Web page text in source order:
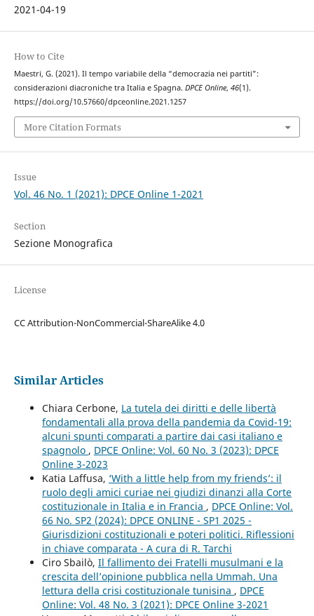
2021-04-19
How to Cite
Maestri, G. (2021). Il tempo variabile della “democrazia nei partiti”:
considerazioni diacroniche tra Italia e Spagna. DPCE Online, 46(1).
https://doi.org/10.57660/dpceonline.2021.1257
More Citation Formats
Issue
Vol. 46 No. 1 (2021): DPCE Online 1-2021
Section
Sezione Monografica
License
CC Attribution-NonCommercial-ShareAlike 4.0
Similar Articles
Chiara Cerbone, La tutela dei diritti e delle libertà
fondamentali alla prova della pandemia da Covid-19:
alcuni spunti comparati a partire dai casi italiano e
spagnolo , DPCE Online: Vol. 60 No. 3 (2023): DPCE
Online 3-2023
Katia Laffusa, ‘With a little help from my friends’: il
ruolo degli amici curiae nei giudizi dinanzi alla Corte
costituzionale in Italia e in Francia , DPCE Online: Vol.
66 No. SP2 (2024): DPCE ONLINE - SP1 2025 -
Giurisdizioni costituzionali e poteri politici. Riflessioni
in chiave comparata - A cura di R. Tarchi
Ciro Sbailò, Il fallimento dei Fratelli musulmani e la
crescita dell’opinione pubblica nella Ummah. Una
lettura della crisi costituzionale tunisina , DPCE
Online: Vol. 48 No. 3 (2021): DPCE Online 3-2021